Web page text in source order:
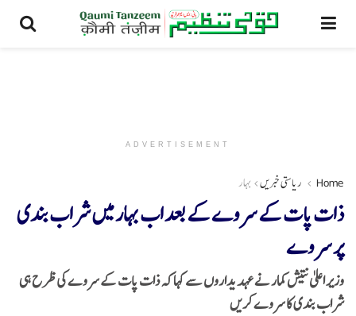
ADVERTISEMENT
Home ریاستی خبریں بہار
ذات پات کے سروے کے بعد اب بہار میں شراب بندی
پر سروے
وزیر اعلیٰ نتیش کمار نے عہدیداروں سے کہا کہ ذات پات کے سروے کی ظرح ہی
شراب بندی کا سروے کریں